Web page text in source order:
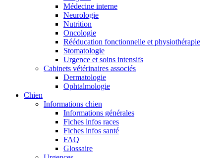
Médecine interne
Neurologie
Nutrition
Oncologie
Rééducation fonctionnelle et physiothérapie
Stomatologie
Urgence et soins intensifs
Cabinets vétérinaires associés
Dermatologie
Ophtalmologie
Chien
Informations chien
Informations générales
Fiches infos races
Fiches infos santé
FAQ
Glossaire